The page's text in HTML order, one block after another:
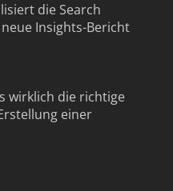
die Search
Insights-Bericht
wirklich die richtige
einer